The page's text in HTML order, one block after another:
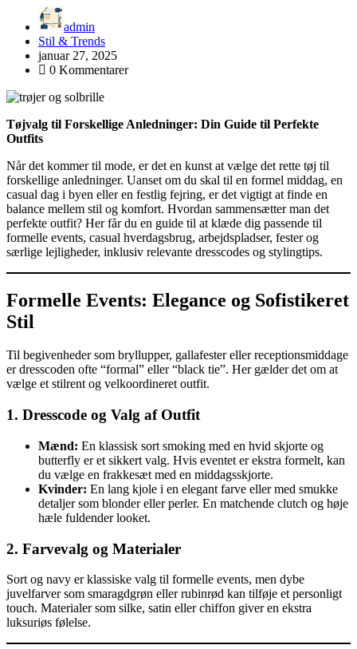
admin
Stil & Trends
januar 27, 2025
0 Kommentarer
Tøjvalg til Forskellige Anledninger: Din Guide til Perfekte
Outfits
Når det kommer til mode, er det en kunst at vælge det rette tøj til
forskellige anledninger. Uanset om du skal til en formel middag, en
casual dag i byen eller en festlig fejring, er det vigtigt at finde en
balance mellem stil og komfort. Hvordan sammensætter man det
perfekte outfit? Her får du en guide til at klæde dig passende til
formelle events, casual hverdagsbrug, arbejdspladser, fester og
særlige lejligheder, inklusiv relevante dresscodes og stylingtips.
Formelle Events: Elegance og Sofistikeret
Stil
Til begivenheder som bryllupper, gallafester eller receptionsmiddage
er dresscoden ofte “formal” eller “black tie”. Her gælder det om at
vælge et stilrent og velkoordineret outfit.
1. Dresscode og Valg af Outfit
Mænd: En klassisk sort smoking med en hvid skjorte og
butterfly er et sikkert valg. Hvis eventet er ekstra formelt, kan
du vælge en frakkesæt med en middagsskjorte.
Kvinder: En lang kjole i en elegant farve eller med smukke
detaljer som blonder eller perler. En matchende clutch og høje
hæle fuldender looket.
2. Farvevalg og Materialer
Sort og navy er klassiske valg til formelle events, men dybe
juvelfarver som smaragdgrøn eller rubinrød kan tilføje et personligt
touch. Materialer som silke, satin eller chiffon giver en ekstra
luksuriøs følelse.